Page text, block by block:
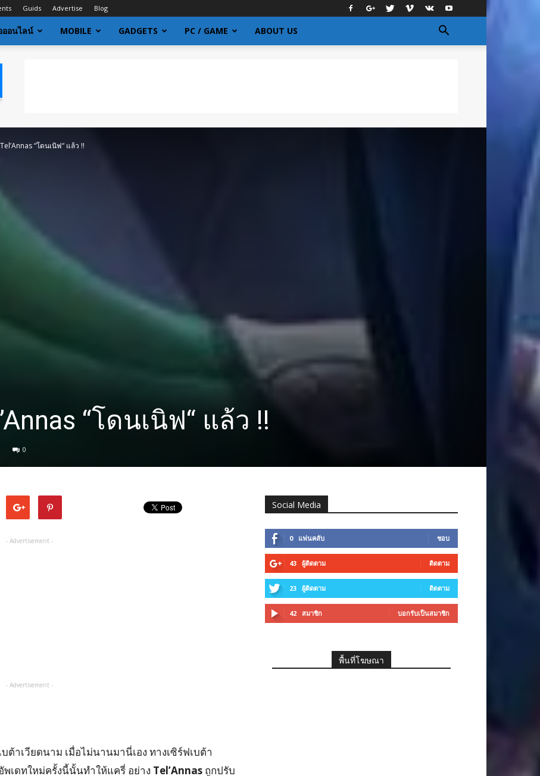
Guids Advertise Blog
ออนไลน์ MOBILE GADGETS PC / GAME ABOUT US
“โดนเนิฟ“ แล้ว !!
“โดนเนิฟ“ แล้ว !!
0
- Advertisement -
- Advertisement -
าเวียดนาม เมื่อไม่นานมานี่เอง ทางเซิร์ฟเบต้า
เดทใหม่ครั้งนี้นั้นทำให้แครี่ อย่าง Tel’Annas ถูกปรับ
Social Media
0 แฟนคลับ ชอบ
43 ผู้ติดตาม ติดตาม
23 ผู้ติดตาม ติดตาม
42 สมาชิก บอกรับเป็นสมาชิก
พื้นที่โฆษณา